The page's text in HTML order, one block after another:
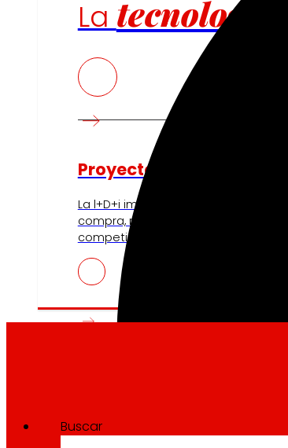
La tecnología
Proyectos de innovación
La l+D+i impulsa nuestra
compra, reforzando la
competitividad.
Buscar